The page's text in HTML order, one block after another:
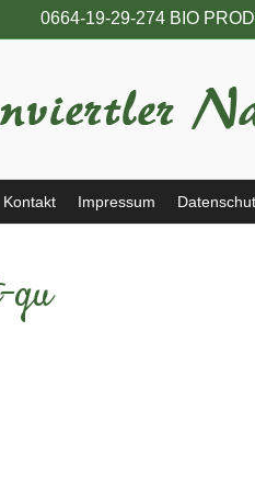
0664-19-29-274 BIO
Kontakt Impressum
qu